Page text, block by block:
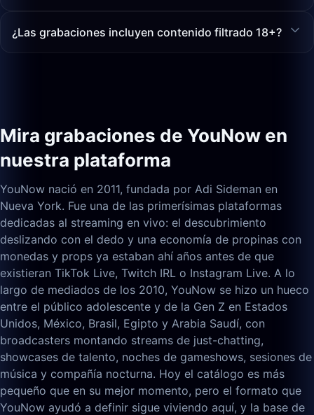
¿Las grabaciones incluyen contenido filtrado 18+?
Mira grabaciones de YouNow en
nuestra plataforma
YouNow nació en 2011, fundada por Adi Sideman en
Nueva York. Fue una de las primerísimas plataformas
dedicadas al streaming en vivo: el descubrimiento
deslizando con el dedo y una economía de propinas con
monedas y props ya estaban ahí años antes de que
existieran TikTok Live, Twitch IRL o Instagram Live. A lo
largo de mediados de los 2010, YouNow se hizo un hueco
entre el público adolescente y de la Gen Z en Estados
Unidos, México, Brasil, Egipto y Arabia Saudí, con
broadcasters montando streams de just-chatting,
showcases de talento, noches de gameshows, sesiones de
música y compañía nocturna. Hoy el catálogo es más
pequeño que en su mejor momento, pero el formato que
YouNow ayudó a definir sigue viviendo aquí, y la base de